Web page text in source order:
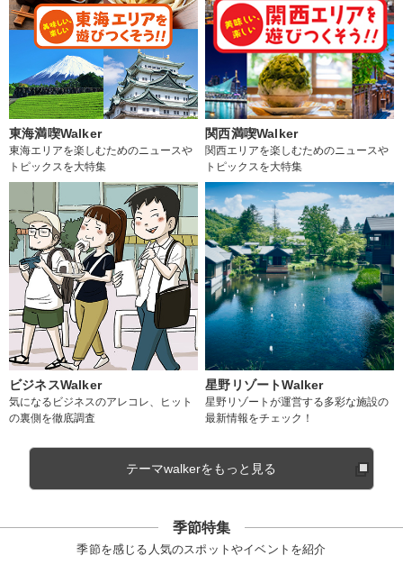
東海満喫Walker
東海エリアを楽しむためのニュースや
トピックスを大特集
関西満喫Walker
関西エリアを楽しむためのニュースや
トピックスを大特集
ビジネスWalker
気になるビジネスのアレコレ、ヒット
の裏側を徹底調査
星野リゾートWalker
星野リゾートが運営する多彩な施設の
最新情報をチェック！
テーマwalkerをもっと見る
季節特集
季節を感じる人気のスポットやイベントを紹介